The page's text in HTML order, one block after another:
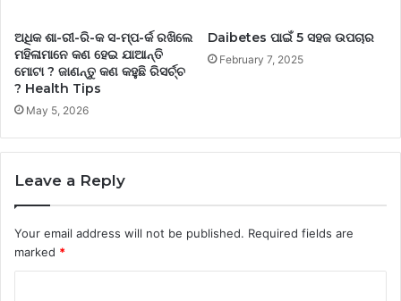
ଅଧିକ ଶା-ରୀ-ରି-କ ସ-ମ୍ପ-ର୍କ ରଖିଲେ
ମହିଳାମାନେ କଣ ହେଇ ଯାଆନ୍ତି
ମୋଟା ? ଜାଣନ୍ତୁ କଣ କହୁଛି ରିସର୍ଚ୍ଚ
? Health Tips
May 5, 2026
Daibetes ପାଇଁ 5 ସହଜ ଉପଚାର
February 7, 2025
Leave a Reply
Your email address will not be published. Required fields are
marked *